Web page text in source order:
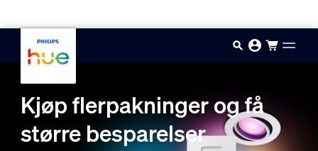
Kjøp flerpakninger og få
større besparelser